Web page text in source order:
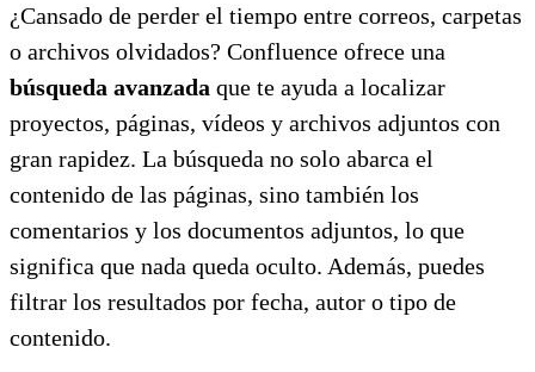
¿Cansado de perder el tiempo entre correos, carpetas
o archivos olvidados? Confluence ofrece una
búsqueda avanzada que te ayuda a localizar
proyectos, páginas, vídeos y archivos adjuntos con
gran rapidez. La búsqueda no solo abarca el
contenido de las páginas, sino también los
comentarios y los documentos adjuntos, lo que
significa que nada queda oculto. Además, puedes
filtrar los resultados por fecha, autor o tipo de
contenido.